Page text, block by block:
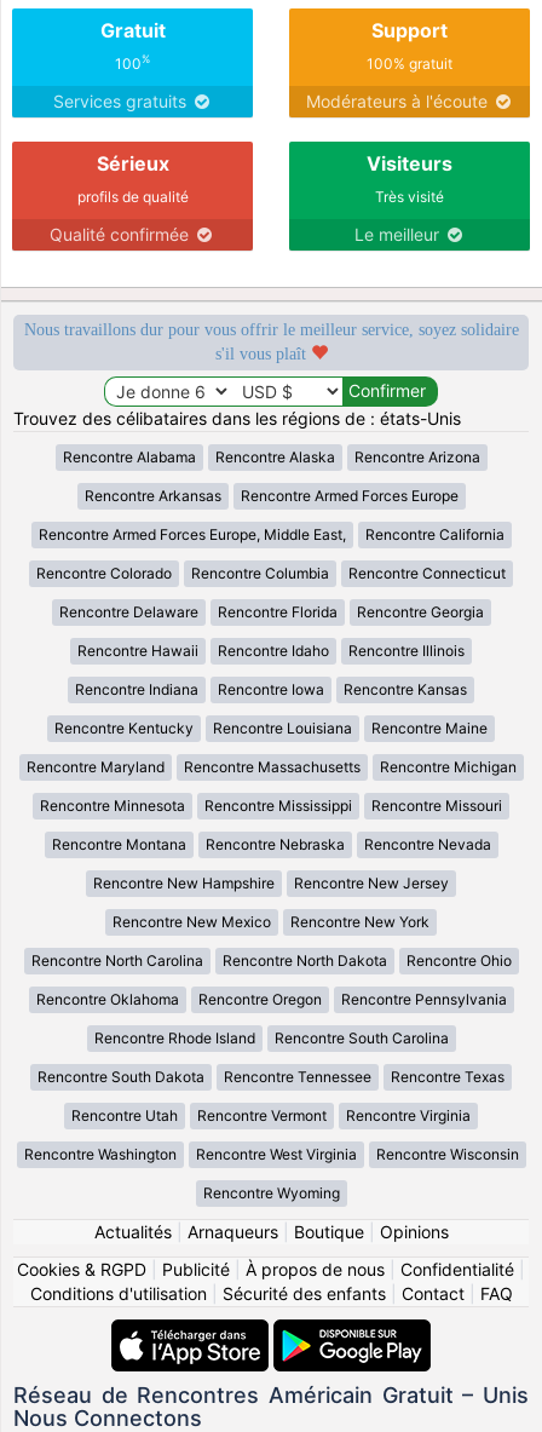
Gratuit
100%
Services gratuits
Support
100% gratuit
Modérateurs à l'écoute
Sérieux
profils de qualité
Qualité confirmée
Visiteurs
Très visité
Le meilleur
Nous travaillons dur pour vous offrir le meilleur service, soyez solidaire
s'il vous plaît
Trouvez des célibataires dans les régions de : états-Unis
Rencontre Alabama Rencontre Alaska Rencontre Arizona
Rencontre Arkansas Rencontre Armed Forces Europe
Rencontre Armed Forces Europe, Middle East, Rencontre California
Rencontre Colorado Rencontre Columbia Rencontre Connecticut
Rencontre Delaware Rencontre Florida Rencontre Georgia
Rencontre Hawaii Rencontre Idaho Rencontre Illinois
Rencontre Indiana Rencontre Iowa Rencontre Kansas
Rencontre Kentucky Rencontre Louisiana Rencontre Maine
Rencontre Maryland Rencontre Massachusetts Rencontre Michigan
Rencontre Minnesota Rencontre Mississippi Rencontre Missouri
Rencontre Montana Rencontre Nebraska Rencontre Nevada
Rencontre New Hampshire Rencontre New Jersey
Rencontre New Mexico Rencontre New York
Rencontre North Carolina Rencontre North Dakota Rencontre Ohio
Rencontre Oklahoma Rencontre Oregon Rencontre Pennsylvania
Rencontre Rhode Island Rencontre South Carolina
Rencontre South Dakota Rencontre Tennessee Rencontre Texas
Rencontre Utah Rencontre Vermont Rencontre Virginia
Rencontre Washington Rencontre West Virginia Rencontre Wisconsin
Rencontre Wyoming
Actualités| Arnaqueurs| Boutique| Opinions
Cookies & RGPD
Publicité À propos de nous Confidentialité
Conditions d'utilisation| Sécurité des enfants| Contact| FAQ
Réseau de Rencontres Américain Gratuit – Unis
Nous Connectons